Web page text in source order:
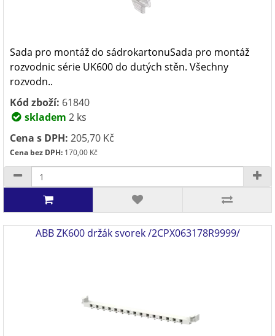
Sada pro montáž do sádrokartonuSada pro montáž
rozvodnic série UK600 do dutých stěn. Všechny
rozvodn..
Kód zboží: 61840
skladem 2 ks
Cena s DPH: 205,70 Kč
Cena bez DPH: 170,00 Kč
ABB ZK600 držák svorek /2CPX063178R9999/